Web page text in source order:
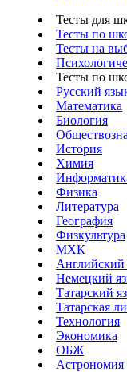
Тесты для
Тесты по
Тесты на
Тесты по
Русский
Математика
Биология
История
Химия
Физика
Литература
География
Физкультура
МХК
Английский
Немецкий
Татарский
Татарская
Технология
Экономика
ОБЖ
Астрономия